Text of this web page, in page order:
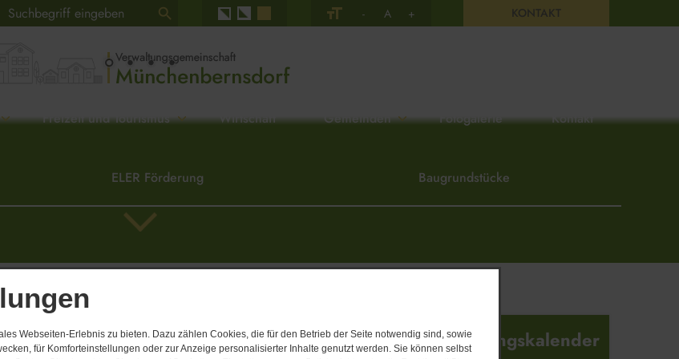
Webseiten-Erlebnis zu bieten. Dazu zählen Cookies, die für den Betrieb der Seite notwendig sind, sowie
für Komforteinstellungen oder zur Anzeige personalisierter Inhalte genutzt werden. Sie können selbst
- A + KONTAKT
Freizeit und Tourismus Wirtschaft Gemeinden Fotogalerie Kontakt
ELER Förderung Baugrundstücke
vorhanden. Veranstaltungskalender